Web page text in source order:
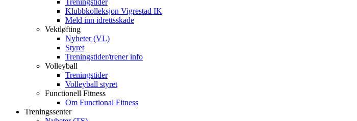
Treningstider
Klubbkolleksjon Vigrestad IK
Meld inn idrettsskade
Vektløfting
Nyheter (VL)
Styret
Treningstider/trener info
Volleyball
Treningstider
Volleyball styret
Functionell Fitness
Om Functional Fitness
Treningssenter